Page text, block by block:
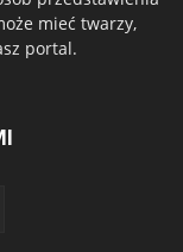
mieć twarzy,
portal.